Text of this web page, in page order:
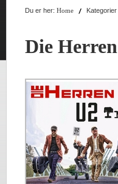
Du er her: Home Kategorier
Die Herren